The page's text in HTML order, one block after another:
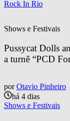
Rock In Rio
Shows e Festivais
Pussycat Dolls
a turnê “PCD
por Otavio Pinheiro
há 4 dias
Shows e Festivais